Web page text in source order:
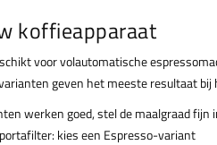
koffieapparaat
voor volautomatische
geven het meeste resultaat bij
werken goed, stel de maalgraad fijn
kies een Espresso-variant